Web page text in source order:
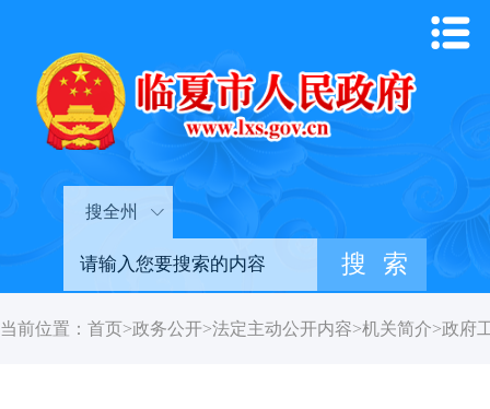
搜全州
当前位置： 首页>政务公开>法定主动公开内容>机关简介>政府